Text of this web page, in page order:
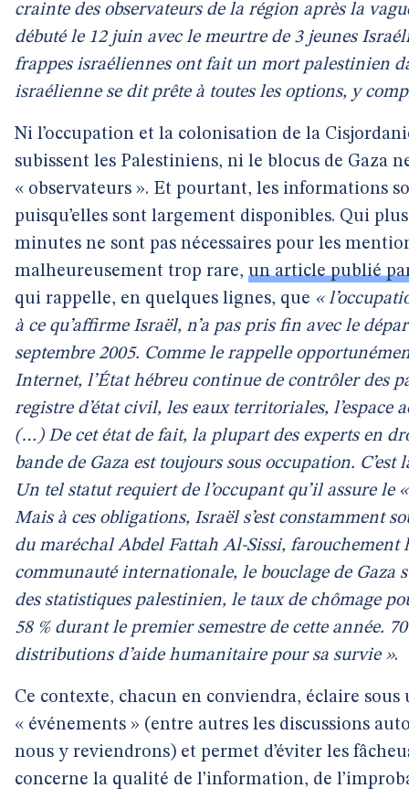
crainte des observateurs de la région après la
débuté le 12 juin avec le meurtre de 3 jeunes
frappes israéliennes ont fait un mort palestinien
israélienne se dit prête à toutes les options, y
Ni l’occupation et la colonisation de la
subissent les Palestiniens, ni le blocus de Gaza
« observateurs ». Et pourtant, les informations
puisqu’elles sont largement disponibles. Qui
minutes ne sont pas nécessaires pour les
malheureusement trop rare, un article publié
qui rappelle, en quelques lignes, que «
à ce qu’affirme Israël, n’a pas pris fin avec le
septembre 2005. Comme le rappelle
Internet, l’État hébreu continue de contrôler des
registre d’état civil, les eaux territoriales,
(…) De cet état de fait, la plupart des experts en
bande de Gaza est toujours sous occupation.
Un tel statut requiert de l’occupant qu’il assure le
Mais à ces obligations, Israël s’est constamment
du maréchal Abdel Fattah Al-Sissi, farouchement
communauté internationale, le bouclage de Gaza
des statistiques palestinien, le taux de chômage
58 % durant le premier semestre de cette année.
distributions d’aide humanitaire pour sa survie ».
Ce contexte, chacun en conviendra, éclaire
« événements » (entre autres les discussions
nous y reviendrons) et permet d’éviter les
concerne la qualité de l’information, de